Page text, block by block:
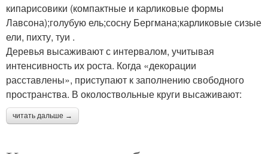
кипарисовики (компактные и карликовые формы
Лавсона);голубую ель;сосну Бергмана;карликовые сизые
ели, пихту, туи .
Деревья высаживают с интервалом, учитывая
интенсивность их роста. Когда «декорации
расставлены», приступают к заполнению свободного
пространства. В околоствольные круги высаживают:
читать дальше →